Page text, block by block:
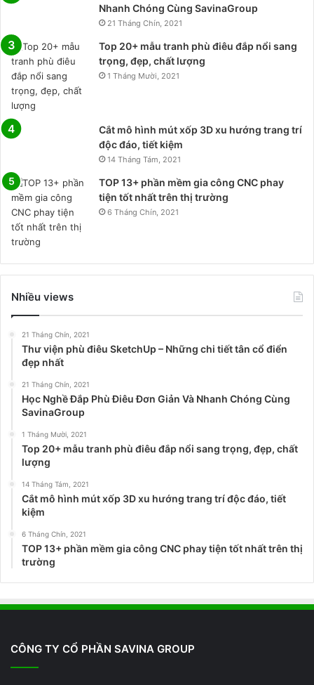
Nhanh Chóng Cùng SavinaGroup
21 Tháng Chín, 2021
Top 20+ mẫu tranh phù điêu đắp nổi sang
trọng, đẹp, chất lượng
1 Tháng Mười, 2021
Cắt mô hình mút xốp 3D xu hướng trang trí
độc đáo, tiết kiệm
14 Tháng Tám, 2021
TOP 13+ phần mềm gia công CNC phay
tiện tốt nhất trên thị trường
6 Tháng Chín, 2021
Nhiều views
21 Tháng Chín, 2021
Thư viện phù điêu SketchUp – Những chi tiết tân cổ điển
đẹp nhất
21 Tháng Chín, 2021
Học Nghề Đắp Phù Điêu Đơn Giản Và Nhanh Chóng Cùng
SavinaGroup
1 Tháng Mười, 2021
Top 20+ mẫu tranh phù điêu đắp nổi sang trọng, đẹp, chất
lượng
14 Tháng Tám, 2021
Cắt mô hình mút xốp 3D xu hướng trang trí độc đáo, tiết
kiệm
6 Tháng Chín, 2021
TOP 13+ phần mềm gia công CNC phay tiện tốt nhất trên thị
trường
CÔNG TY CỔ PHẦN SAVINA GROUP